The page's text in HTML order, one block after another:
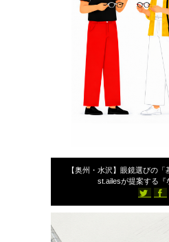
【奥州・水沢】眼鏡選びの「
st.ailesが提案する『